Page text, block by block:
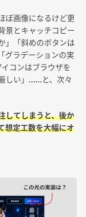
ぼ画像になるけど更
景とキャッチコピー
」「斜めのボタンは
グラデーションの実
コンはブラウザを
しい」……と、次々
してしまうと、後か
想定工数を大幅にオ